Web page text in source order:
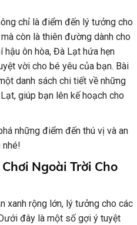
chỉ là điểm đến lý tưởng cho
còn là thiên đường dành cho
hậu ôn hòa, Đà Lạt hứa hẹn
vời cho bé yêu của bạn. Bài
danh sách chi tiết về những
giúp bạn lên kế hoạch cho
những điểm đến thú vị và an
nhé!
Ngoài Trời Cho
xanh rộng lớn, lý tưởng cho các
đây là một số gợi ý tuyệt